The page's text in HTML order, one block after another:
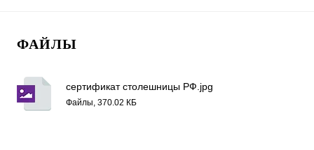
ФАЙЛЫ
сертификат столешницы РФ.jpg
Файлы, 370.02 КБ